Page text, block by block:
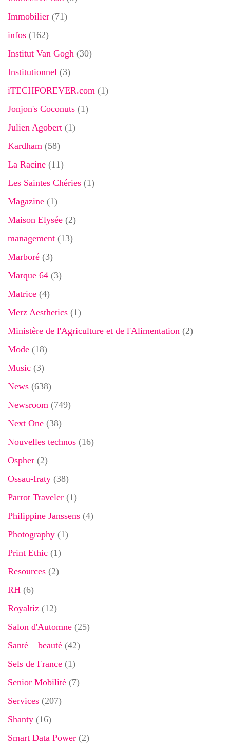
Immobilier (71)
infos (162)
Institut Van Gogh (30)
Institutionnel (3)
iTECHFOREVER.com (1)
Jonjon's Coconuts (1)
Julien Agobert (1)
Kardham (58)
La Racine (11)
Les Saintes Chéries (1)
Magazine (1)
Maison Elysée (2)
management (13)
Marboré (3)
Marque 64 (3)
Matrice (4)
Merz Aesthetics (1)
Ministère de l'Agriculture et de l'Alimentation (2)
Mode (18)
Music (3)
News (638)
Newsroom (749)
Next One (38)
Nouvelles technos (16)
Ospher (2)
Ossau-Iraty (38)
Parrot Traveler (1)
Philippine Janssens (4)
Photography (1)
Print Ethic (1)
Resources (2)
RH (6)
Royaltiz (12)
Salon d'Automne (25)
Santé – beauté (42)
Sels de France (1)
Senior Mobilité (7)
Services (207)
Shanty (16)
Smart Data Power (2)